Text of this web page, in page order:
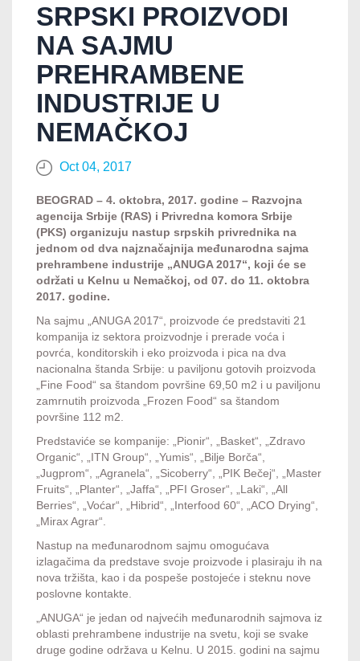
SRPSKI PROIZVODI
NA SAJMU
PREHRAMBENE
INDUSTRIJE U
NEMAČKOJ
Oct 04, 2017
BEOGRAD – 4. oktobra, 2017. godine – Razvojna
agencija Srbije (RAS) i Privredna komora Srbije
(PKS) organizuju nastup srpskih privrednika na
jednom od dva najznačajnija međunarodna sajma
prehrambene industrije „ANUGA 2017“, koji će se
održati u Kelnu u Nemačkoj, od 07. do 11. oktobra
2017. godine.
Na sajmu „ANUGA 2017“, proizvode će predstaviti 21
kompanija iz sektora proizvodnje i prerade voća i
povrća, konditorskih i eko proizvoda i pica na dva
nacionalna štanda Srbije: u paviljonu gotovih proizvoda
„Fine Food“ sa štandom površine 69,50 m2 i u paviljonu
zamrnutih proizvoda „Frozen Food“ sa štandom
površine 112 m2.
Predstaviće se kompanije: „Pionir“, „Basket“, „Zdravo
Organic“, „ITN Group“, „Yumis“, „Bilje Borča“,
„Jugprom“, „Agranela“, „Sicoberry“, „PIK Bečej“, „Master
Fruits“, „Planter“, „Jaffa“, „PFI Groser“, „Laki“, „All
Berries“, „Voćar“, „Hibrid“, „Interfood 60“, „ACO Drying“,
„Mirax Agrar“.
Nastup na međunarodnom sajmu omogućava
izlagačima da predstave svoje proizvode i plasiraju ih na
nova tržišta, kao i da pospeše postojeće i steknu nove
poslovne kontakte.
„ANUGA“ je jedan od najvećih međunarodnih sajmova iz
oblasti prehrambene industrije na svetu, koji se svake
druge godine održava u Kelnu. U 2015. godini na sajmu